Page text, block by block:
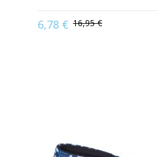
6,78 € 16,95 €
Available in: